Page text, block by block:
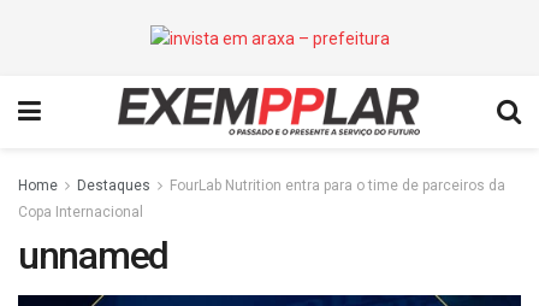
Home Destaques
FourLab Nutrition entra para o time de parceiros da
Copa Internacional
unnamed